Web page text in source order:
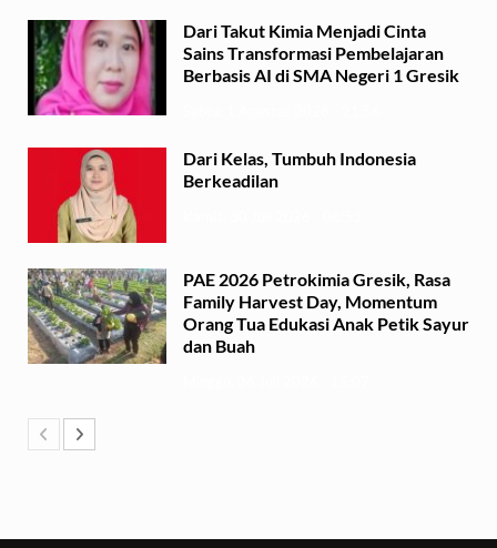
Dari Takut Kimia Menjadi Cinta
Sains Transformasi Pembelajaran
Berbasis AI di SMA Negeri 1 Gresik
Dari Kelas, Tumbuh Indonesia
Berkeadilan
PAE 2026 Petrokimia Gresik, Rasa
Family Harvest Day, Momentum
Orang Tua Edukasi Anak Petik Sayur
dan Buah